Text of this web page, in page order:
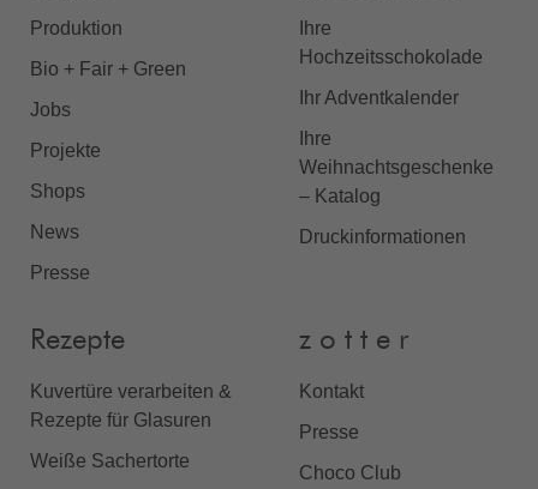
Produktion
Bio + Fair + Green
Jobs
Projekte
Shops
News
Presse
Ihre
Hochzeitsschokolade
Ihr Adventkalender
Ihre
Weihnachtsgeschenke
– Katalog
Druckinformationen
Rezepte
Kuvertüre verarbeiten &
Rezepte für Glasuren
Weiße Sachertorte
z o t t e r
Kontakt
Presse
Choco Club